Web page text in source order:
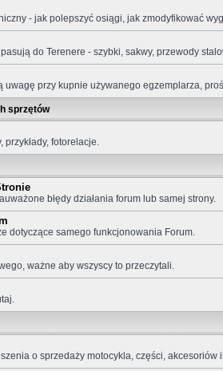
- jak polepszyć osiągi, jak zmodyfikować
do Terenere - szybki, sakwy, przewody
uwagę przy kupnie używanego egzemplarza,
sprzętów
przykłady, fotorelacje.
błędy działania forum lub samej strony.
dotyczące samego funkcjonowania Forum.
ważne aby wszyscy to przeczytali.
o sprzedaży motocykla, części, akcesoriów